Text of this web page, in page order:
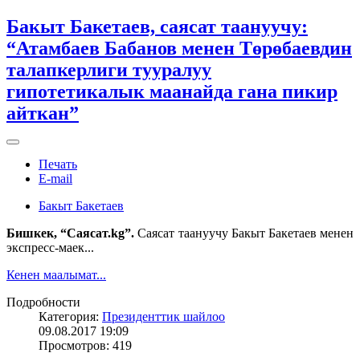
Бакыт Бакетаев, саясат таануучу:
“Атамбаев Бабанов менен Төрөбаевдин
талапкерлиги тууралуу
гипотетикалык маанайда гана пикир
айткан”
Печать
E-mail
Бакыт Бакетаев
Бишкек, “Саясат.kg”.Саясат таануучу Бакыт Бакетаев менен
экспресс-маек...
Кенен маалымат...
Подробности
Категория: Президенттик шайлоо
09.08.2017 19:09
Просмотров: 419